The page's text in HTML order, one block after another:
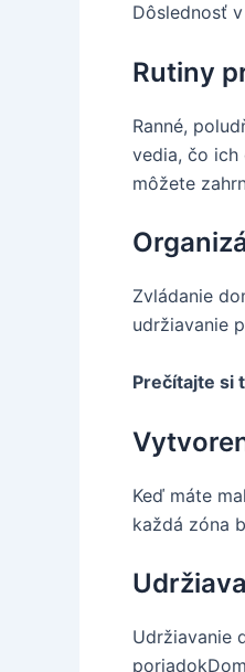
Dôslednosť
Rutiny
Ranné,
vedia, čo ich
môžete
Zvládanie
udržiavanie
Prečítajte si
Keď máte
každá zóna
Udržiavanie